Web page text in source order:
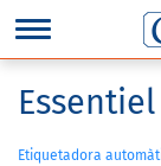
Essentiel
Etiquetadora